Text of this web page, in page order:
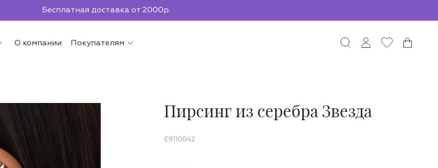
По всей России до ПВЗ СДЭК
О компании Покупателям
Пирсинг из серебра Звезда
E9110042